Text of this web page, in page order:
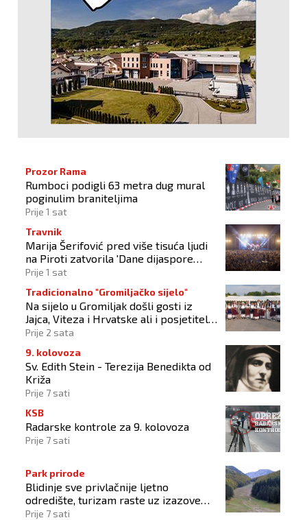
Prozor Rama
Rumboci podigli 63 metra dug mural
poginulim braniteljima
Prije 1 sat
Travnik
Marija Šerifović pred više tisuća ljudi
na Piroti zatvorila 'Dane dijaspore
2026'
Prije 1 sat
Tradicionalno "Gromiljačko sijelo"
Na sijelo u Gromiljak došli gosti iz
Jajca, Viteza i Hrvatske ali i posjetitelji
od Austrije do Australije
Prije 2 sata
9. kolovoza
Sv. Edith Stein - Terezija Benedikta od
Križa
Prije 7 sati
KSB
Radarske kontrole za 9. kolovoza
Prije 7 sati
Park prirode
Blidinje sve privlačnije ljetno
odredište, turizam raste uz izazove
očuvanja prirode
Prije 7 sati